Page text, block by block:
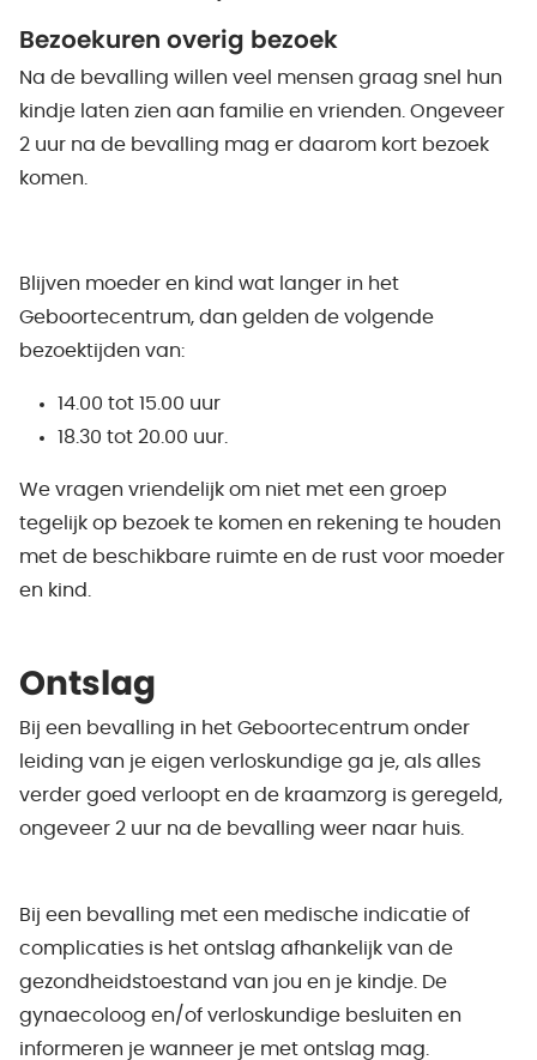
Bezoekuren overig bezoek
Na de bevalling willen veel mensen graag snel hun
kindje laten zien aan familie en vrienden. Ongeveer
2 uur na de bevalling mag er daarom kort bezoek
komen.
Blijven moeder en kind wat langer in het
Geboortecentrum, dan gelden de volgende
bezoektijden van:
14.00 tot 15.00 uur
18.30 tot 20.00 uur.
We vragen vriendelijk om niet met een groep
tegelijk op bezoek te komen en rekening te houden
met de beschikbare ruimte en de rust voor moeder
en kind.
Ontslag
Bij een bevalling in het Geboortecentrum onder
leiding van je eigen verloskundige ga je, als alles
verder goed verloopt en de kraamzorg is geregeld,
ongeveer 2 uur na de bevalling weer naar huis.
Bij een bevalling met een medische indicatie of
complicaties is het ontslag afhankelijk van de
gezondheidstoestand van jou en je kindje. De
gynaecoloog en/of verloskundige besluiten en
informeren je wanneer je met ontslag mag.